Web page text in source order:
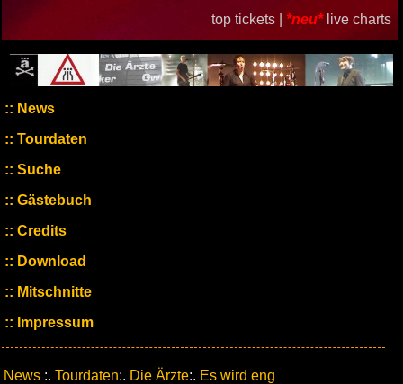
top tickets | *neu* live charts
News
Tourdaten
Suche
Gästebuch
Credits
Download
Mitschnitte
Impressum
News :. Tourdaten:. Die Ärzte:. Es wird eng